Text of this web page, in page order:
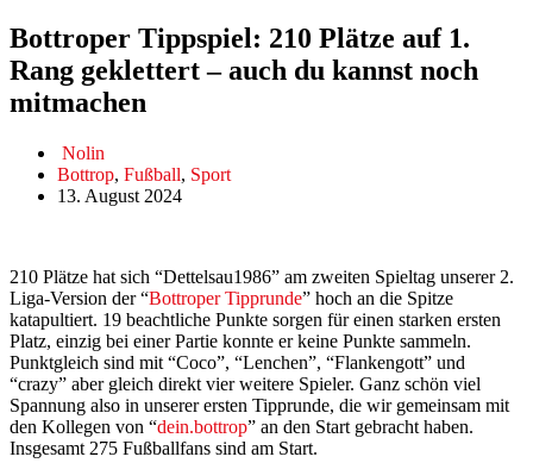
Bottroper Tippspiel: 210 Plätze auf 1.
Rang geklettert – auch du kannst noch
mitmachen
Nolin
Bottrop, Fußball, Sport
13. August 2024
210 Plätze hat sich “Dettelsau1986” am zweiten Spieltag unserer 2.
Liga-Version der “Bottroper Tipprunde” hoch an die Spitze
katapultiert. 19 beachtliche Punkte sorgen für einen starken ersten
Platz, einzig bei einer Partie konnte er keine Punkte sammeln.
Punktgleich sind mit “Coco”, “Lenchen”, “Flankengott” und
“crazy” aber gleich direkt vier weitere Spieler. Ganz schön viel
Spannung also in unserer ersten Tipprunde, die wir gemeinsam mit
den Kollegen von “dein.bottrop” an den Start gebracht haben.
Insgesamt 275 Fußballfans sind am Start.